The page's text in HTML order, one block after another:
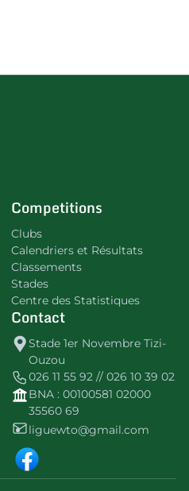
Competitions
Clubs
Calendriers et Résultats
Classements
Stades
Centre des Statistiques
Contact
Stade 1er Novembre Tizi-
Ouzou
026 11 55 92 // 026 10 39 02
BNA : 00100581 02000
35560 69
liguewto@gmail.com